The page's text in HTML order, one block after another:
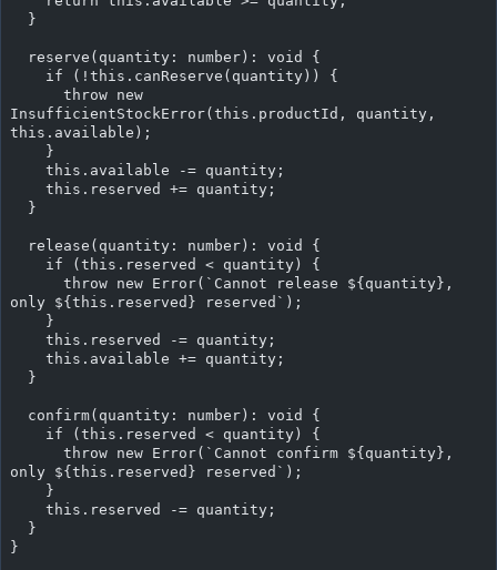
  }
  reserve(quantity: number): void {
    if (!this.canReserve(quantity)) {
InsufficientStockError(this.productId, quantity,
this.available);
    }
    this.available -= quantity;
    this.reserved += quantity;
  }
  release(quantity: number): void {
    if (this.reserved < quantity) {
only ${this.reserved} reserved`);
    }
    this.reserved -= quantity;
    this.available += quantity;
  }
  confirm(quantity: number): void {
    if (this.reserved < quantity) {
only ${this.reserved} reserved`);
    }
    this.reserved -= quantity;
  }
}